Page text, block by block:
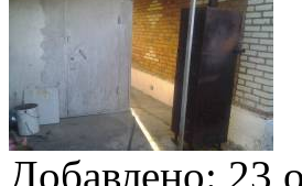
Добавлено: 23